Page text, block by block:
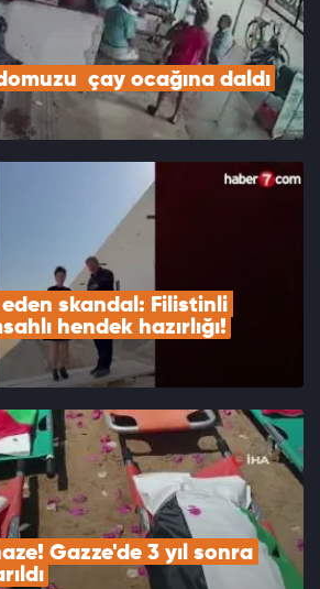
çay ocağına daldı
eden skandal: Filistinli
hendek hazırlığı!
Gazze'de 3 yıl sonra